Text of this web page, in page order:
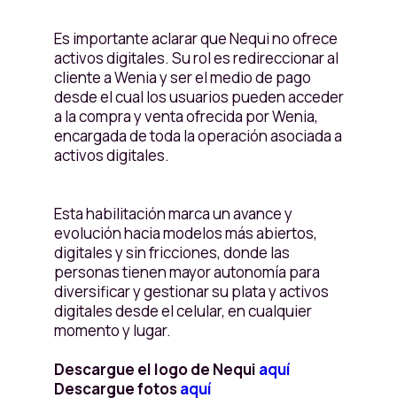
Es importante aclarar que Nequi no ofrece
activos digitales. Su rol es redireccionar al
cliente a Wenia y ser el medio de pago
desde el cual los usuarios pueden acceder
a la compra y venta ofrecida por Wenia,
encargada de toda la operación asociada a
activos digitales.
Esta habilitación marca un avance y
evolución hacia modelos más abiertos,
digitales y sin fricciones, donde las
personas tienen mayor autonomía para
diversificar y gestionar su plata y activos
digitales desde el celular, en cualquier
momento y lugar.
Descargue el logo de Nequi aquí
Descargue fotosaquí